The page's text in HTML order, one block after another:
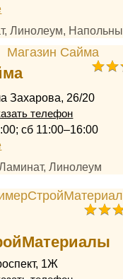
Линолеум,
Захарова, 26/20
телефон
сб 11:00–16:00
Линолеум
1Ж